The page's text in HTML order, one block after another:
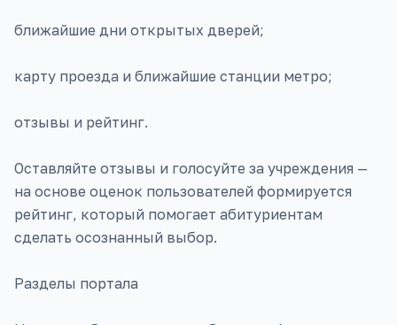
ближайшие дни открытых дверей;
карту проезда и ближайшие станции метро;
отзывы и рейтинг.
Оставляйте отзывы и голосуйте за учреждения —
на основе оценок пользователей формируется
рейтинг, который помогает абитуриентам
сделать осознанный выбор.
Разделы портала